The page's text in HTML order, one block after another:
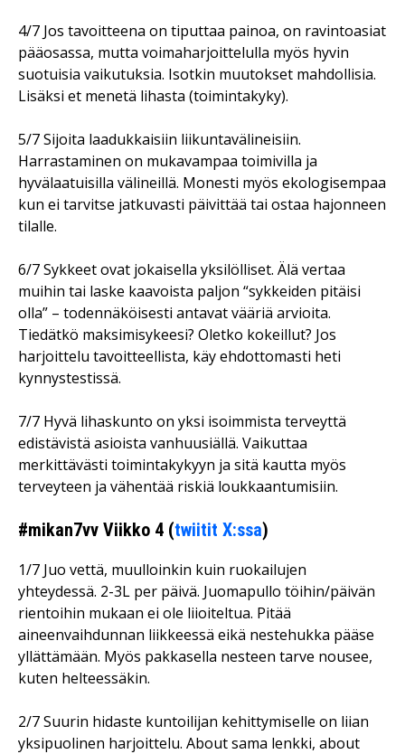
4/7 Jos tavoitteena on tiputtaa painoa, on ravintoasiat
pääosassa, mutta voimaharjoittelulla myös hyvin
suotuisia vaikutuksia. Isotkin muutokset mahdollisia.
Lisäksi et menetä lihasta (toimintakyky).
5/7 Sijoita laadukkaisiin liikuntavälineisiin.
Harrastaminen on mukavampaa toimivilla ja
hyvälaatuisilla välineillä. Monesti myös ekologisempaa
kun ei tarvitse jatkuvasti päivittää tai ostaa hajonneen
tilalle.
6/7 Sykkeet ovat jokaisella yksilölliset. Älä vertaa
muihin tai laske kaavoista paljon “sykkeiden pitäisi
olla” – todennäköisesti antavat vääriä arvioita.
Tiedätkö maksimisykeesi? Oletko kokeillut? Jos
harjoittelu tavoitteellista, käy ehdottomasti heti
kynnystestissä.
7/7 Hyvä lihaskunto on yksi isoimmista terveyttä
edistävistä asioista vanhuusiällä. Vaikuttaa
merkittävästi toimintakykyyn ja sitä kautta myös
terveyteen ja vähentää riskiä loukkaantumisiin.
#mikan7vv Viikko 4 (twiitit X:ssa)
1/7 Juo vettä, muulloinkin kuin ruokailujen
yhteydessä. 2-3L per päivä. Juomapullo töihin/päivän
rientoihin mukaan ei ole liioiteltua. Pitää
aineenvaihdunnan liikkeessä eikä nestehukka pääse
yllättämään. Myös pakkasella nesteen tarve nousee,
kuten helteessäkin.
2/7 Suurin hidaste kuntoilijan kehittymiselle on liian
yksipuolinen harjoittelu. About sama lenkki, about